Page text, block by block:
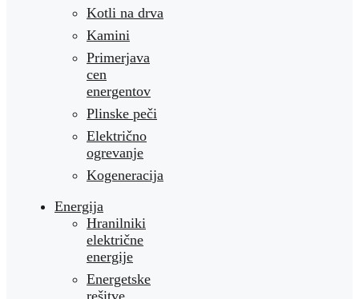
Kotli na drva
Kamini
Primerjava
cen
energentov
Plinske peči
Električno
ogrevanje
Kogeneracija
Energija
Hranilniki
električne
energije
Energetske